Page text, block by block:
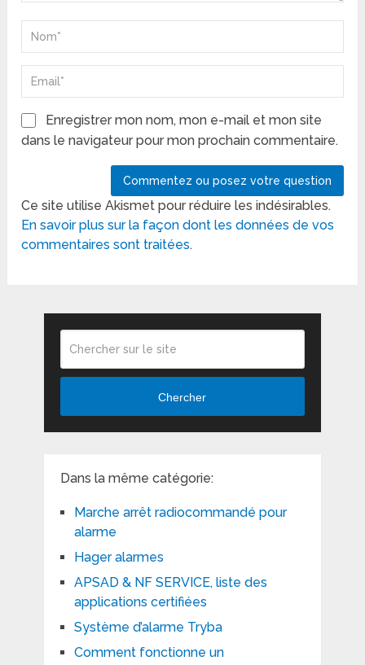
Enregistrer mon nom, mon e-mail et mon site
dans le navigateur pour mon prochain commentaire.
Ce site utilise Akismet pour réduire les indésirables.
En savoir plus sur la façon dont les données de vos
commentaires sont traitées.
Chercher
Dans la même catégorie:
Marche arrêt radiocommandé pour
alarme
Hager alarmes
APSAD & NF SERVICE, liste des
applications certifiées
Système d’alarme Tryba
Comment fonctionne un